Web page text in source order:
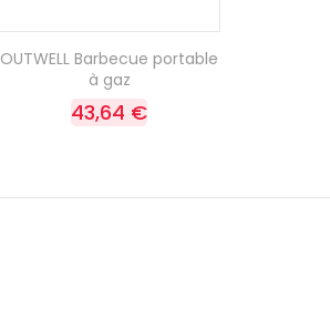
OUTWELL Barbecue portable
à gaz
43,64 €